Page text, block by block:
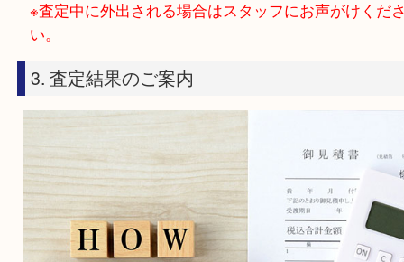
2. スタッフがその場で無料査定